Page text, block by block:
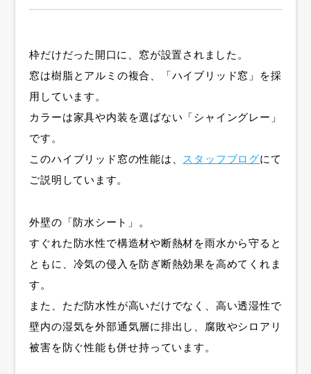
枠だけだった開口に、窓が設置されました。
窓は樹脂とアルミの複合、「ハイブリッド窓」を採
用しています。
カラーは家具や内装を選ばない「シャイングレー」
です。
このハイブリッド窓の性能は、 スタッフブログにて
ご説明しています。
外壁の「防水シート」。
すぐれた防水性で構造材や断熱材を雨水から守ると
ともに、冷気の侵入を防ぎ断熱効果を高めてくれま
す。
また、ただ防水性が高いだけでなく、高い透湿性で
壁内の湿気を外部通気層に排出し、腐敗やシロアリ
被害を防ぐ性能も併せ持っています。